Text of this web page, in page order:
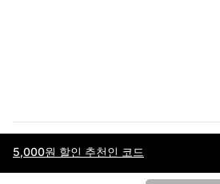
5,000원 할인 추천인 코드
이용약관고객센터판매개인정보 처리